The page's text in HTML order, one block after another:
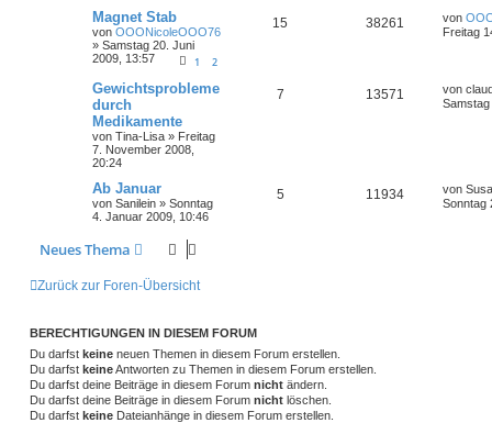
Magnet Stab
von OOONicoleOOO76
» Samstag 20. Juni
2009, 13:57
1 2
15 38261 von
Freitag
Gewichtsprobleme
durch
Medikamente
von Tina-Lisa » Freitag
7. November 2008,
20:24
7 13571 von
Samstag
Ab Januar
von Sanilein » Sonntag
4. Januar 2009, 10:46
5 11934 von
Sonntag
Neues Thema
Zurück zur Foren-Übersicht
BERECHTIGUNGEN IN DIESEM FORUM
Du darfst keine neuen Themen in diesem Forum erstellen.
Du darfst keineAntworten zu Themen in diesem Forum erstellen.
Du darfst deine Beiträge in diesem Forum nicht ändern.
Du darfst deine Beiträge in diesem Forum nicht löschen.
Du darfst keine Dateianhänge in diesem Forum erstellen.